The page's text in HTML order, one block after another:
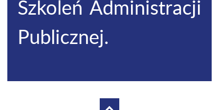
Szkoleń Administracji
Publicznej.